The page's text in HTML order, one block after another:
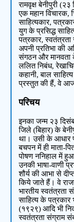
रामवृक्ष बेनीपुरी
एक महान विचारक,
साहित्यकार,
युग के प्रसिद्ध
पत्रकार,
अपनी प्रतिभा की
संगठन और मानवता
ललित निबंध,
कहानी, बाल
प्रस्तुत की हैं, वे आज
परिचय
इनका जन्म २३
जिले (बिहार) के
था। उसी के आधार
बचपन में ही माता-
पोषण ननिहाल में
उनकी भाषा-वाणी
शौर्य की आभा से
किये जाते हैं। वे
भारतीय स्वतंत्रता
साहित्य के
(१९२९) आदि भी
स्वतंत्रता संग्राम